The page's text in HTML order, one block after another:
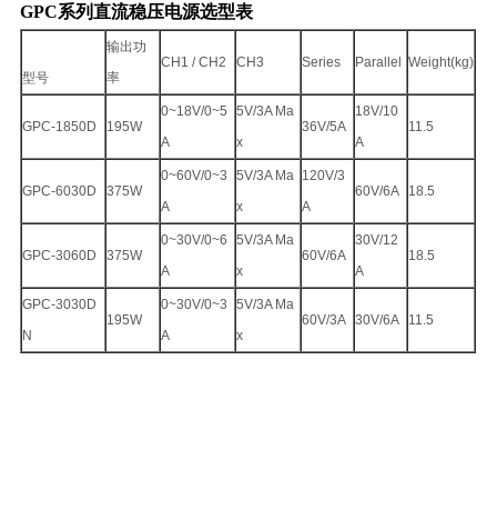
GPC系列直流稳压电源选型表
型号
输出功
率
CH1 / CH2 CH3 Series Parallel Weight(kg)
GPC-1850D 195W
0~18V/0~5
A
5V/3A Ma
x
36V/5A
18V/10
A
11.5
GPC-6030D 375W
0~60V/0~3
A
5V/3A Ma
x
120V/3
A
60V/6A 18.5
GPC-3060D 375W
0~30V/0~6
A
5V/3A Ma
x
60V/6A
30V/12
A
18.5
GPC-3030D
N
195W
0~30V/0~3
A
5V/3A Ma
x
60V/3A 30V/6A 11.5